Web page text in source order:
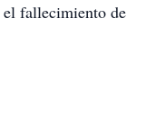
el fallecimiento de